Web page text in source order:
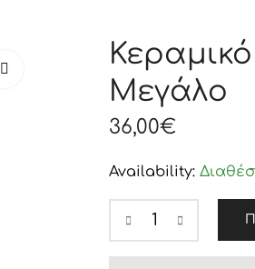
Μεγάλο
36,00€
Availability: